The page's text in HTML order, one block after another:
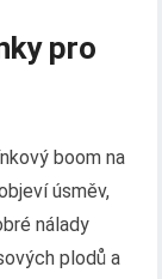
pro
boom na
úsměv,
nálady
plodů a